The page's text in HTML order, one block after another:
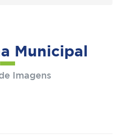
Municipal
Imagens